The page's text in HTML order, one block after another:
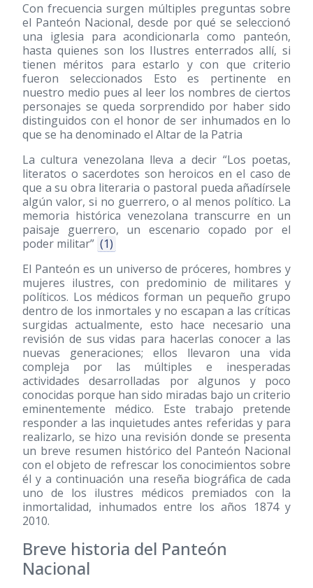
Con frecuencia surgen múltiples preguntas sobre
el Panteón Nacional, desde por qué se seleccionó
una iglesia para acondicionarla como panteón,
hasta quienes son los Ilustres enterrados allí, si
tienen méritos para estarlo y con que criterio
fueron seleccionados Esto es pertinente en
nuestro medio pues al leer los nombres de ciertos
personajes se queda sorprendido por haber sido
distinguidos con el honor de ser inhumados en lo
que se ha denominado el Altar de la Patria
La cultura venezolana lleva a decir “Los poetas,
literatos o sacerdotes son heroicos en el caso de
que a su obra literaria o pastoral pueda añadírsele
algún valor, si no guerrero, o al menos político. La
memoria histórica venezolana transcurre en un
paisaje guerrero, un escenario copado por el
poder militar” (1)
El Panteón es un universo de próceres, hombres y
mujeres ilustres, con predominio de militares y
políticos. Los médicos forman un pequeño grupo
dentro de los inmortales y no escapan a las críticas
surgidas actualmente, esto hace necesario una
revisión de sus vidas para hacerlas conocer a las
nuevas generaciones; ellos llevaron una vida
compleja por las múltiples e inesperadas
actividades desarrolladas por algunos y poco
conocidas porque han sido miradas bajo un criterio
eminentemente médico. Este trabajo pretende
responder a las inquietudes antes referidas y para
realizarlo, se hizo una revisión donde se presenta
un breve resumen histórico del Panteón Nacional
con el objeto de refrescar los conocimientos sobre
él y a continuación una reseña biográfica de cada
uno de los ilustres médicos premiados con la
inmortalidad, inhumados entre los años 1874 y
2010.
Breve historia del Panteón
Nacional